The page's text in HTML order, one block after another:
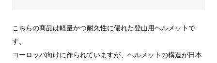
こちらの商品は軽量かつ耐久性に優れた登山用ヘルメットで
す。
ヨーロッパ向けに作られていますが、ヘルメットの構造が日本